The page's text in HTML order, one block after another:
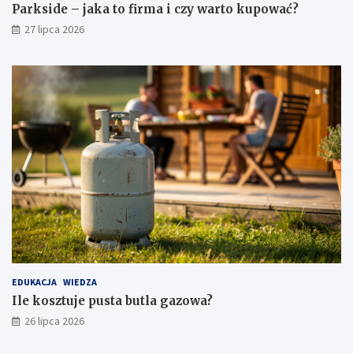
Parkside – jaka to firma i czy warto kupować?
27 lipca 2026
EDUKACJA WIEDZA
Ile kosztuje pusta butla gazowa?
26 lipca 2026